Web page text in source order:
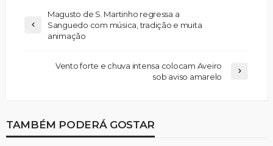
Magusto de S. Martinho regressa a
Sanguedo com música, tradição e muita
animação
Vento forte e chuva intensa colocam Aveiro
sob aviso amarelo
TAMBÉM PODERÁ GOSTAR